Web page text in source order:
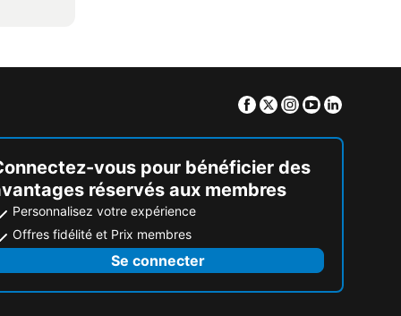
Facebook
TwitterInstagram
Youtube
vous pour bénéficier des
réservés aux membres
Personnalisez votre expérience
Offres fidélité et Prix membres
Se connecter